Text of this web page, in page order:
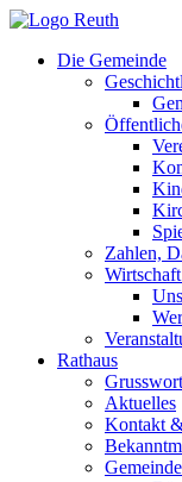
Zum
springenDie Gemeinde
Zahlen,
Rathaus
Grusswort
Aktuelles
Kontakt